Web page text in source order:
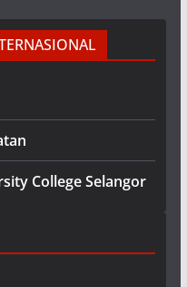
College Selangor